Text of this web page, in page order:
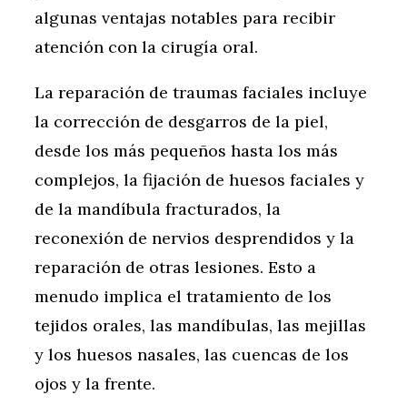
algunas ventajas notables para recibir
atención con la cirugía oral.
La reparación de traumas faciales incluye
la corrección de desgarros de la piel,
desde los más pequeños hasta los más
complejos, la fijación de huesos faciales y
de la mandíbula fracturados, la
reconexión de nervios desprendidos y la
reparación de otras lesiones. Esto a
menudo implica el tratamiento de los
tejidos orales, las mandíbulas, las mejillas
y los huesos nasales, las cuencas de los
ojos y la frente.